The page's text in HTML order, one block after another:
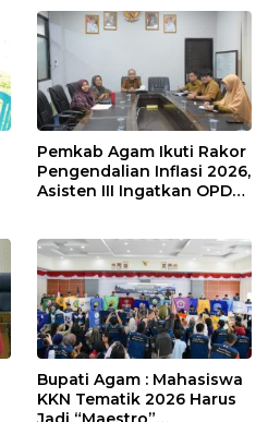
Pemkab Agam Ikuti Rakor
Pengendalian Inflasi 2026,
Asisten III Ingatkan OPD
Bupati Agam : Mahasiswa
KKN Tematik 2026 Harus